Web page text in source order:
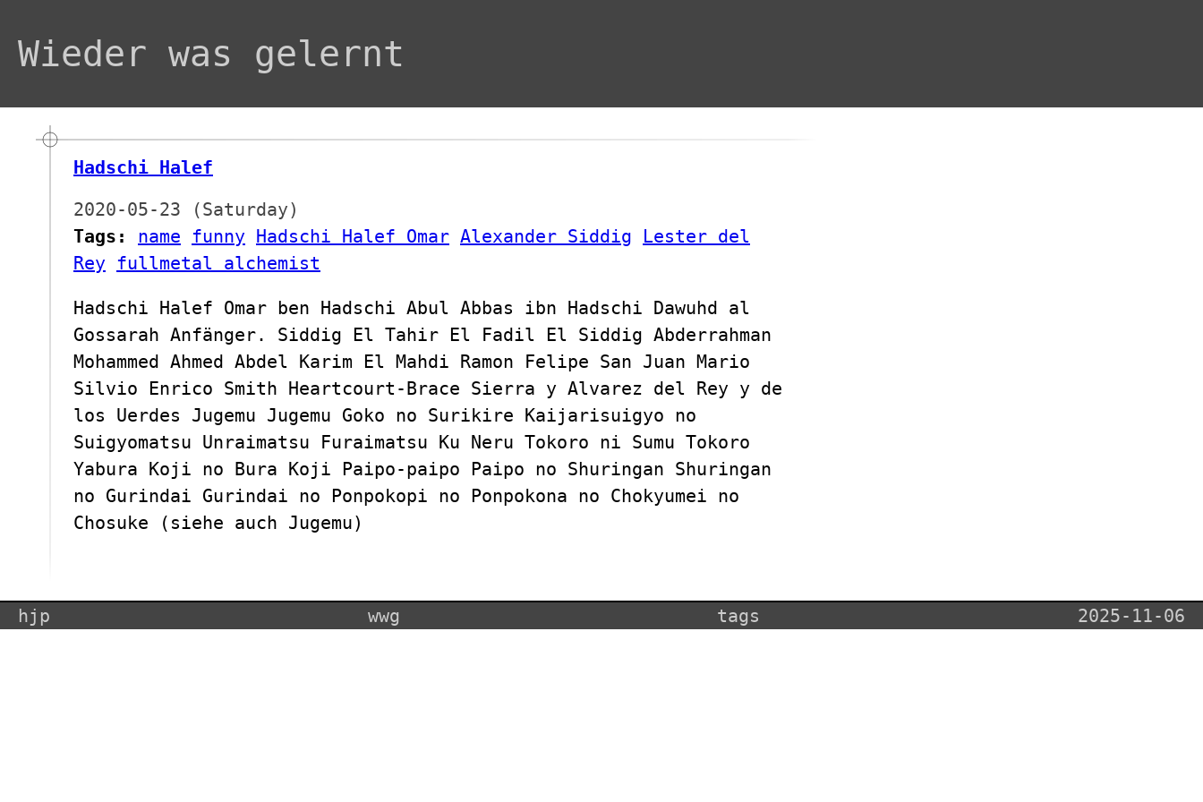
Wieder was gelernt
Hadschi Halef
2020-05-23 (Saturday)
Tags:
name funny Hadschi Halef Omar Alexander Siddig
Lester del
Rey fullmetal alchemist
Hadschi Halef Omar ben Hadschi Abul Abbas ibn Hadschi Dawuhd al
Gossarah Anfänger. Siddig El Tahir El Fadil El Siddig Abderrahman
Mohammed Ahmed Abdel Karim El Mahdi Ramon Felipe San Juan Mario
Silvio Enrico Smith Heartcourt-Brace Sierra y Alvarez del Rey y de
los Uerdes Jugemu Jugemu Goko no Surikire Kaijarisuigyo no
Suigyomatsu Unraimatsu Furaimatsu Ku Neru Tokoro ni Sumu Tokoro
Yabura Koji no Bura Koji Paipo-paipo Paipo no Shuringan Shuringan
no Gurindai Gurindai no Ponpokopi no Ponpokona no Chokyumei no
Chosuke (siehe auch Jugemu)
hjp wwg tags 2025-11-06